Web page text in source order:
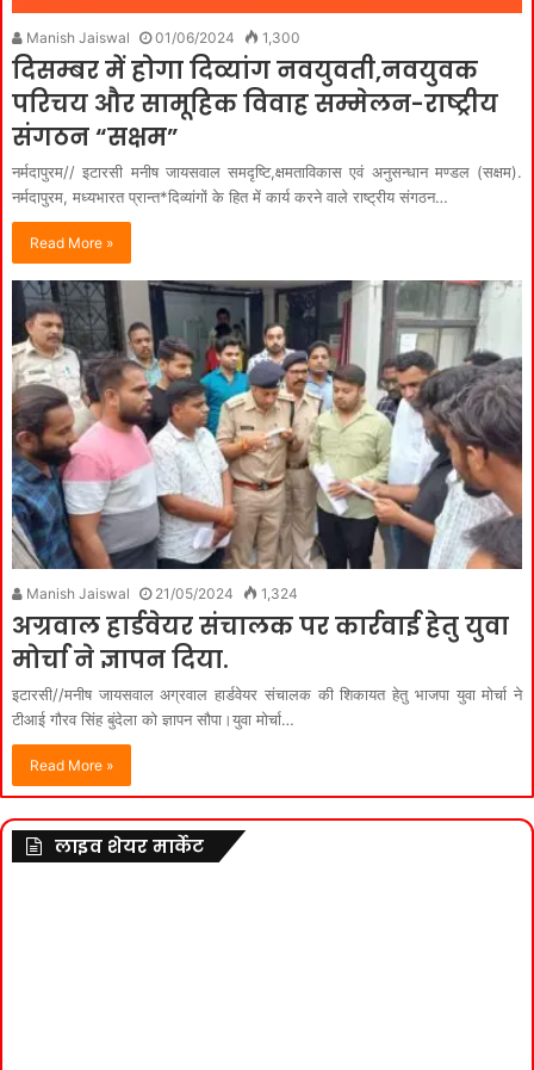
Manish Jaiswal 01/06/2024 1,300
दिसम्बर में होगा दिव्यांग नवयुवती,नवयुवक
परिचय और सामूहिक विवाह सम्मेलन-राष्ट्रीय
संगठन “सक्षम”
नर्मदापुरम// इटारसी मनीष जायसवाल समदृष्टि,क्षमताविकास एवं अनुसन्धान मण्डल (सक्षम).
नर्मदापुरम, मध्यभारत प्रान्त*दिव्यांगों के हित में कार्य करने वाले राष्ट्रीय संगठन…
Read More »
Manish Jaiswal 21/05/2024 1,324
अग्रवाल हार्डवेयर संचालक पर कार्रवाई हेतु युवा
मोर्चा ने ज्ञापन दिया.
इटारसी//मनीष जायसवाल अग्रवाल हार्डवेयर संचालक की शिकायत हेतु भाजपा युवा मोर्चा ने
टीआई गौरव सिंह बुंदेला को ज्ञापन सौपा।युवा मोर्चा…
Read More »
लाइव शेयर मार्केट